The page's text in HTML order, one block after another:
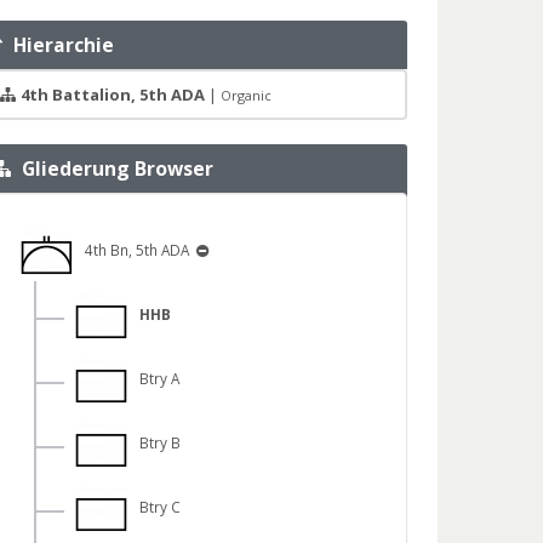
Hierarchie
4th Battalion, 5th ADA| Organic
Gliederung Browser
4th Bn, 5th ADA
HHB
Btry A
Btry B
Btry C